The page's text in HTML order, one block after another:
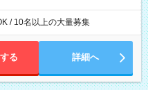
/ 10名以上の大量募集
る 詳細へ